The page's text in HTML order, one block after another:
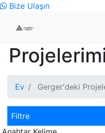
Bize Ulaşın
Ev Gerger'deki
Filtre